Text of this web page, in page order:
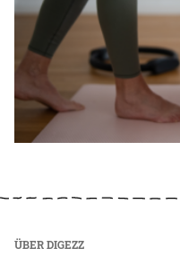
ÜBER DIGEZZ